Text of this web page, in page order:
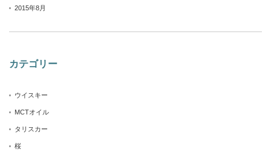
2015年8月
カテゴリー
ウイスキー
MCTオイル
タリスカー
桜